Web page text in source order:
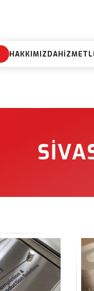
HAKKIMIZDA